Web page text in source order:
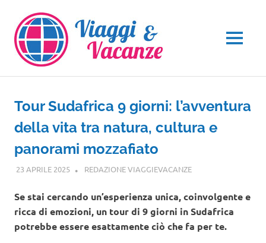
contenuto
MENU
Tour Sudafrica 9 giorni: l’avventura
della vita tra natura, cultura e
panorami mozzafiato
23 APRILE 2025 REDAZIONE VIAGGIEVACANZEAFRICA
Se stai cercando un’esperienza unica, coinvolgente e
ricca di emozioni, un tour di 9 giorni in Sudafrica
potrebbe essere esattamente ciò che fa per te.